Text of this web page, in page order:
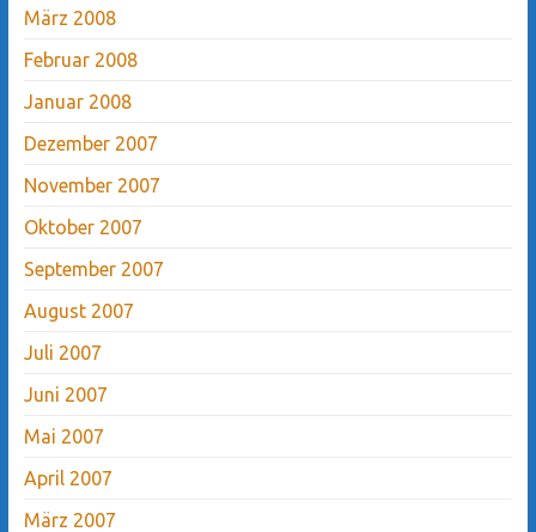
März 2008
Februar 2008
Januar 2008
Dezember 2007
November 2007
Oktober 2007
September 2007
August 2007
Juli 2007
Juni 2007
Mai 2007
April 2007
März 2007